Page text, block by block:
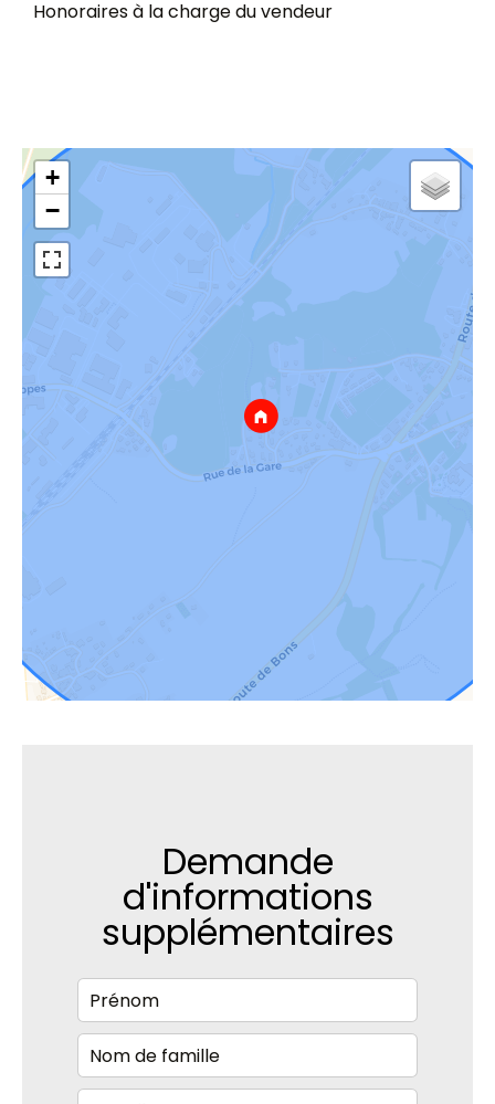
Honoraires à la charge du vendeur
+
−
Demande
d'informations
supplémentaires